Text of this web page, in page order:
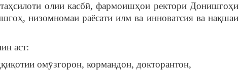
олии касбӣ, фармоишҳои ректори Донишгоҳи
низомномаи раёсати илм ва инноватсия ва нақшаи
аст:
омӯзгорон, кормандон, докторантон,